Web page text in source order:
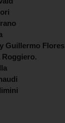
Guillermo Flores
Roggiero.